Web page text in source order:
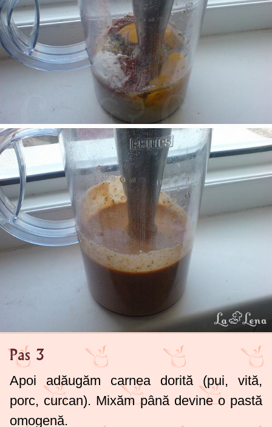
Pas 3
Apoi adăugăm carnea dorită (pui, vită,
porc, curcan). Mixăm până devine o pastă
omogenă.